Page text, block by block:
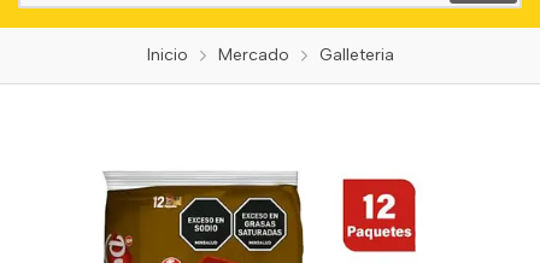
Inicio Mercado Galleteria